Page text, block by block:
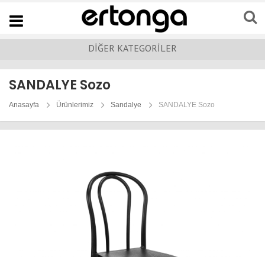
Navigation
DİĞER KATEGORİLER
SANDALYE Sozo
Anasayfa Ürünlerimiz Sandalye SANDALYE Sozo